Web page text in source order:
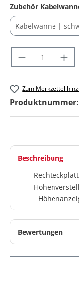
Zubehör
Produkt Anzahl:
Zum Merkzettel
Produktnummer:
Beschreibung
Bewertungen